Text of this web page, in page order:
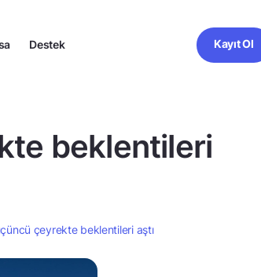
Destek Kayıt Ol
beklentileri
çeyrekte beklentileri aştı